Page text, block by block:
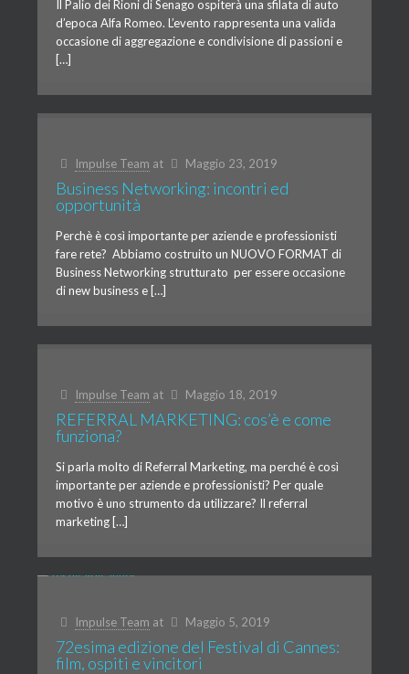
Il Palio dei Rioni di Senago ospiterà una sfilata di auto
d’epoca Alfa Romeo. L’evento rappresenta una valida
occasione di aggregazione e condivisione di passioni e
[…]
Impulse Team at Maggio 23, 2019
Business Networking: incontri ed
opportunità
Perchè è così importante per aziende e professionisti
fare rete? Abbiamo costruito un NUOVO FORMAT di
Business Networking strutturato per essere occasione
di new business e […]
Impulse Team at Maggio 18, 2019
REFERRAL MARKETING: cos’è e come
funziona?
Si parla molto di Referral Marketing, ma perché è così
importante per aziende e professionisti? Per quale
motivo è uno strumento da utilizzare? Il referral
marketing […]
Impulse Team at Maggio 5, 2019
72esima edizione del Festival di Cannes:
film, ospiti e vincitori